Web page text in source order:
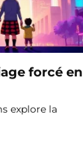
forcé en
explore la